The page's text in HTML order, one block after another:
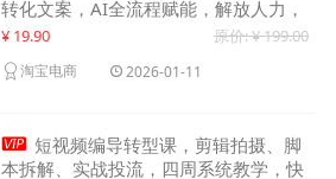
转化文案，AI全流程赋能，解放人力，
单月节省内容成本数万元
¥ 19.90 原价: ¥ 199.00
淘宝电商 2026-01-11
 短视频编导转型课，剪辑拍摄、脚
本拆解、实战投流，四周系统教学，快